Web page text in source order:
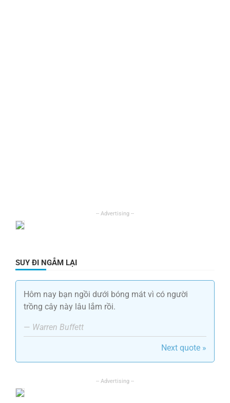
SUY ĐI NGẪM LẠI
Hôm nay bạn ngồi dưới bóng mát vì có người
trồng cây này lâu lắm rồi.
— Warren Buffett
Next quote »